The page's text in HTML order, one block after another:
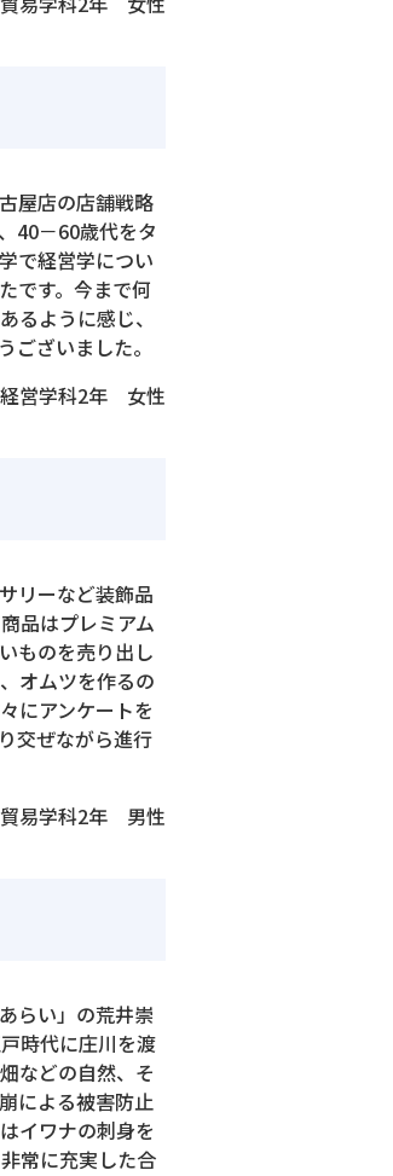
屋店の店舗戦略
40－60歳代をタ
で経営学につい
です。今まで何
ように感じ、
ざいました。
経営学科2年 女性
リーなど装飾品
品はプレミアム
ものを売り出し
オムツを作るの
にアンケートを
交ぜながら進行
易学科2年 男性
らい」の荒井崇
時代に庄川を渡
などの自然、そ
による被害防止
イワナの刺身を
常に充実した合